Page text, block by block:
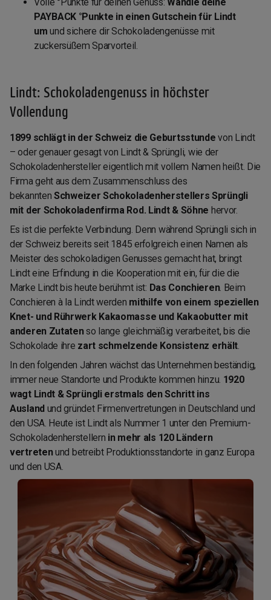
PAYBACK °Punkte in einen Gutschein für Lindt
um und sichere dir Schokoladengenüsse mit
zuckersüßem Sparvorteil.
Lindt: Schokoladengenuss in höchster
Vollendung
1899 schlägt in der Schweiz die Geburtsstunde von Lindt
– oder genauer gesagt von Lindt & Sprüngli, wie der
Schokoladenhersteller eigentlich mit vollem Namen heißt. Die
Firma geht aus dem Zusammenschluss des
bekannten Schweizer Schokoladenherstellers Sprüngli
mit der Schokoladenfirma Rod. Lindt & Söhne hervor.
Es ist die perfekte Verbindung. Denn während Sprüngli sich in
der Schweiz bereits seit 1845 erfolgreich einen Namen als
Meister des schokoladigen Genusses gemacht hat, bringt
Lindt eine Erfindung in die Kooperation mit ein, für die die
Marke Lindt bis heute berühmt ist: Das Conchieren. Beim
Conchieren à la Lindt werden mithilfe von einem speziellen
Knet- und Rührwerk Kakaomasse und Kakaobutter mit
anderen Zutatenso lange gleichmäßig verarbeitet, bis die
Schokolade ihre zart schmelzende Konsistenz erhält.
In den folgenden Jahren wächst das Unternehmen beständig,
immer neue Standorte und Produkte kommen hinzu. 1920
wagt Lindt & Sprüngli erstmals den Schritt ins
Auslandund gründet Firmenvertretungen in Deutschland und
den USA. Heute ist Lindt als Nummer 1 unter den Premium-
Schokoladenherstellern in mehr als 120 Ländern
vertretenund betreibt Produktionsstandorte in ganz Europa
und den USA.